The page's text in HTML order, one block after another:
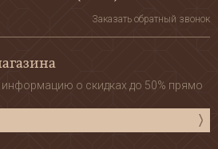
Заказать обратный звонок
информацию о скидках до 50% прямо